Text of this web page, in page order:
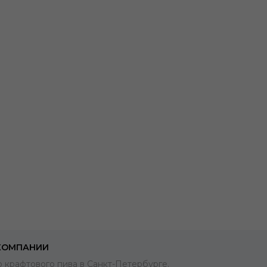
крафтового пива в Санкт-Петербурге.